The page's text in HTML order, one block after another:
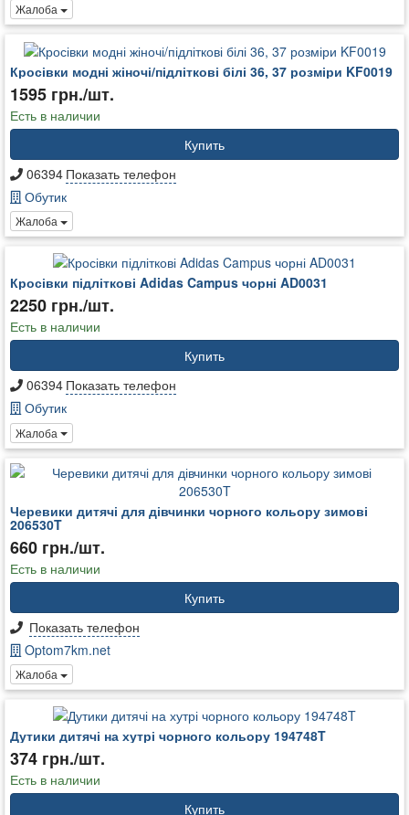
Жалоба
Кросівки модні жіночі/підліткові білі 36, 37 розміри KF0019
1595 грн./шт.
Есть в наличии
Купить
06394 Показать телефон
Обутик
Жалоба
Кросівки підліткові Adidas Campus чорні AD0031
2250 грн./шт.
Есть в наличии
Купить
06394 Показать телефон
Обутик
Жалоба
Черевики дитячі для дівчинки чорного кольору зимові
206530T
660 грн./шт.
Есть в наличии
Купить
Показать телефон
Optom7km.net
Жалоба
Дутики дитячі на хутрі чорного кольору 194748T
374 грн./шт.
Есть в наличии
Купить